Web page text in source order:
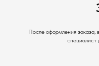
После оформления заказа,
специалист